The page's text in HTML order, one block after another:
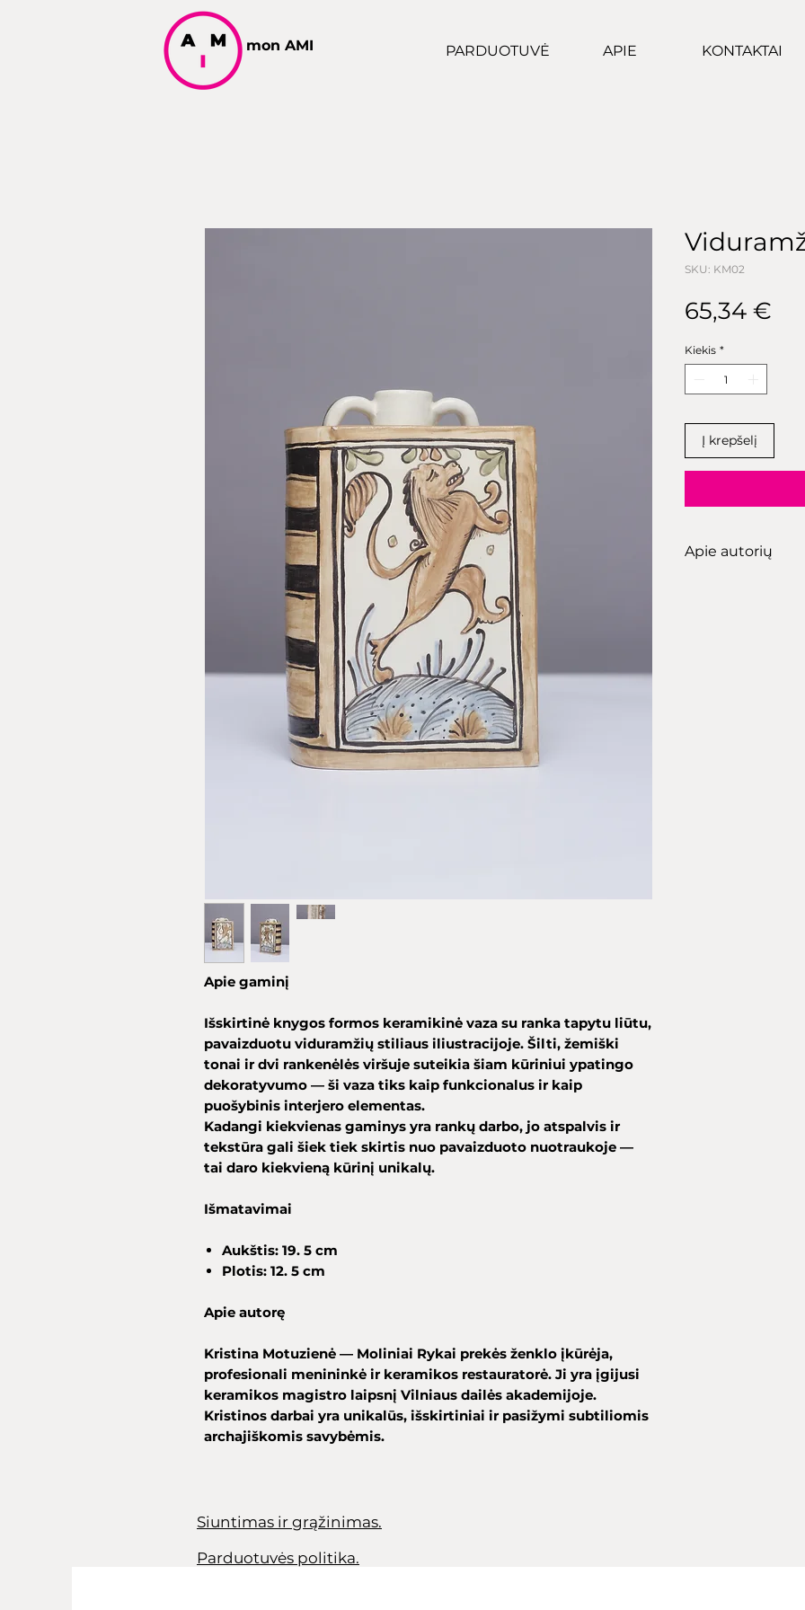
mon AMI PARDUOTUVĖ APIE KONTAKTAI
Apie gaminį
Išskirtinė knygos formos keramikinė vaza su ranka tapytu liūtu,
pavaizduotu viduramžių stiliaus iliustracijoje. Šilti, žemiški
tonai ir dvi rankenėlės viršuje suteikia šiam kūriniui ypatingo
dekoratyvumo — ši vaza tiks kaip funkcionalus ir kaip
puošybinis interjero elementas.
Kadangi kiekvienas gaminys yra rankų darbo, jo atspalvis ir
tekstūra gali šiek tiek skirtis nuo pavaizduoto nuotraukoje —
tai daro kiekvieną kūrinį unikalų.
Išmatavimai
Aukštis: 19. 5 cm
Plotis: 12. 5 cm
Apie autorę
Kristina Motuzienė — Moliniai Rykai prekės ženklo įkūrėja,
profesionali menininkė ir keramikos restauratorė. Ji yra įgijusi
keramikos magistro laipsnį Vilniaus dailės akademijoje.
Kristinos darbai yra unikalūs, išskirtiniai ir pasižymi subtiliomis
archajiškomis savybėmis.
SKU: KM02
65,34 €
Kiekis *
Į krepšelį
Apie autorių
Siuntimas ir grąžinimas.
Parduotuvės politika.